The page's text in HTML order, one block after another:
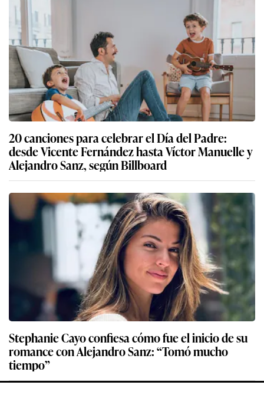
20 canciones para celebrar el Día del Padre:
desde Vicente Fernández hasta Víctor Manuelle y
Alejandro Sanz, según Billboard
Stephanie Cayo confiesa cómo fue el inicio de su
romance con Alejandro Sanz: “Tomó mucho
tiempo”